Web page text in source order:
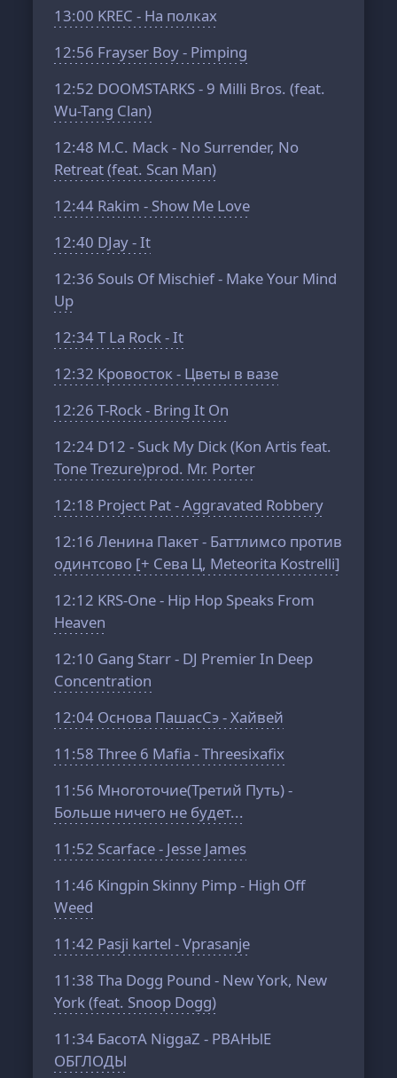
13:00 KREC - На полках
12:56 Frayser Boy - Pimping
12:52 DOOMSTARKS - 9 Milli Bros. (feat.
Wu-Tang Clan)
12:48 M.C. Mack - No Surrender, No
Retreat (feat. Scan Man)
12:44 Rakim - Show Me Love
12:40 DJay - It
12:36 Souls Of Mischief - Make Your Mind
Up
12:34T La Rock - It
12:32 Кровосток - Цветы в вазе
12:26 T-Rock - Bring It On
12:24 D12 - Suck My Dick (Kon Artis feat.
Tone Trezure)prod. Mr. Porter
12:18 Project Pat - Aggravated Robbery
12:16 Ленина Пакет - Баттлимсо против
одинтсово [+ Сева Ц, Meteorita Kostrelli]
12:12 KRS-One - Hip Hop Speaks From
Heaven
12:10 Gang Starr - DJ Premier In Deep
Concentration
12:04 Основа ПашасСэ - Хайвей
11:58 Three 6 Mafia - Threesixafix
11:56 Многоточие(Третий Путь) -
Больше ничего не будет...
11:52 Scarface - Jesse James
11:46 Kingpin Skinny Pimp - High Off
Weed
11:42 Pasji kartel - Vprasanje
11:38 Tha Dogg Pound - New York, New
York (feat. Snoop Dogg)
11:34 БасотА NiggaZ - PВАНЫЕ
ОБГЛОДЫ